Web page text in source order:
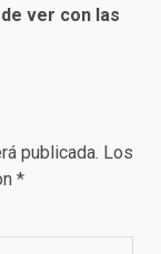
ver con las
publicada. Los
*